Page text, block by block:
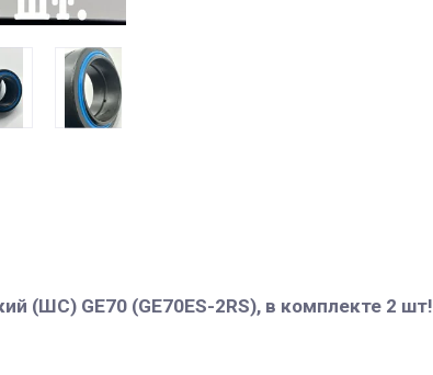
(ШС) GE70 (GE70ES-2RS), в комплекте 2 шт!